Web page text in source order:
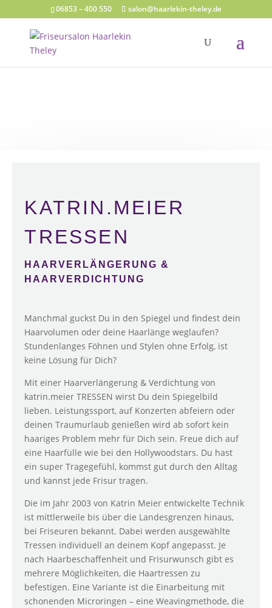
06853 – 400 550 salon@haarlekin-theley.de
KATRIN.MEIER
TRESSEN
HAARVERLÄNGERUNG &
HAARVERDICHTUNG
Manchmal guckst Du in den Spiegel und findest dein
Haarvolumen oder deine Haarlänge weglaufen?
Stundenlanges Föhnen und Stylen ohne Erfolg, ist
keine Lösung für Dich?
Mit einer Haarverlängerung & Verdichtung von
katrin.meier TRESSEN wirst Du dein Spiegelbild
lieben. Leistungssport, auf Konzerten abfeiern oder
deinen Traumurlaub genießen wird ab sofort kein
haariges Problem mehr für Dich sein. Freue dich auf
eine Haarfülle wie bei den Hollywoodstars. Du hast
ein super Tragegefühl, kommst gut durch den Alltag
und kannst jede Frisur tragen.
Die im Jahr 2003 von Katrin Meier entwickelte Technik
ist mittlerweile bis über die Landesgrenzen hinaus,
bei Friseuren bekannt. Dabei werden ausgewählte
Tressen individuell an deinem Kopf angepasst. Je
nach Haarbeschaffenheit und Frisurwunsch gibt es
mehrere Möglichkeiten, die Haartressen zu
befestigen. Eine Variante ist die Einarbeitung mit
schonenden Microringen – eine Weavingmethode, die